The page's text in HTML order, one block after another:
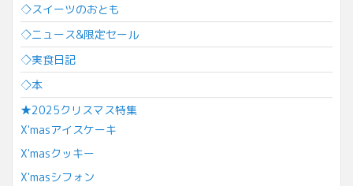
◇スイーツのおとも
◇ニュース&限定セール
◇実食日記
◇本
★2025クリスマス特集
X'masアイスケーキ
X'masクッキー
X'masシフォン